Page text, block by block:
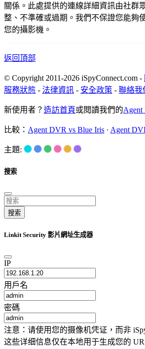
關係。此處提供的連線詳細資訊由社群
整、不準確或過期。我們不保證您能夠
您的攝影機。
返回頂部
© Copyright 2011-2026 iSpyConnect.com -
服務狀態 - 法律資訊 - 安全政策 - 聯絡我
新使用者？ 造訪首頁或閱讀我們的
比較： Agent DVR vs Blue Iris · Agent
主題:
搜索
搜索
Linkit Security 影片網址生成器
IP
用戶名
密碼
注意：请使用您的摄像机凭证，而非
这些详细信息仅在本地用于生成您的